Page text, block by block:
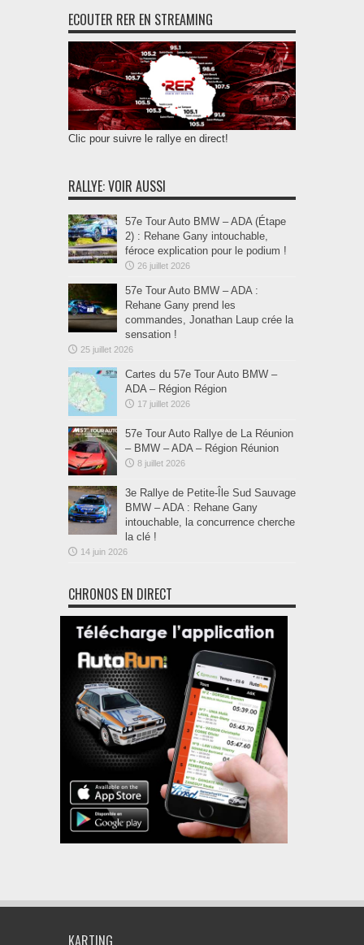
ECOUTER RER EN STREAMING
Clic pour suivre le rallye en direct!
RALLYE: VOIR AUSSI
57e Tour Auto BMW – ADA (Étape
2) : Rehane Gany intouchable,
féroce explication pour le podium !
26 juillet 2026
57e Tour Auto BMW – ADA :
Rehane Gany prend les
commandes, Jonathan Laup crée la
sensation !
25 juillet 2026
Cartes du 57e Tour Auto BMW –
ADA – Région Région
17 juillet 2026
57e Tour Auto Rallye de La Réunion
– BMW – ADA – Région Réunion
8 juillet 2026
3e Rallye de Petite-Île Sud Sauvage
BMW – ADA : Rehane Gany
intouchable, la concurrence cherche
la clé !
14 juin 2026
CHRONOS EN DIRECT
KARTING